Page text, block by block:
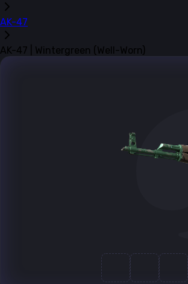
AK-47
AK-47 | Wintergreen (Well-Worn)